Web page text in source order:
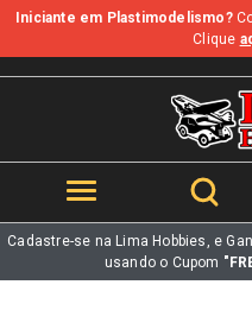
b
Iniciante em Plastimodelismo?
Clique
Cadastre-se na Lima Hobbies, e
usando o Cupom